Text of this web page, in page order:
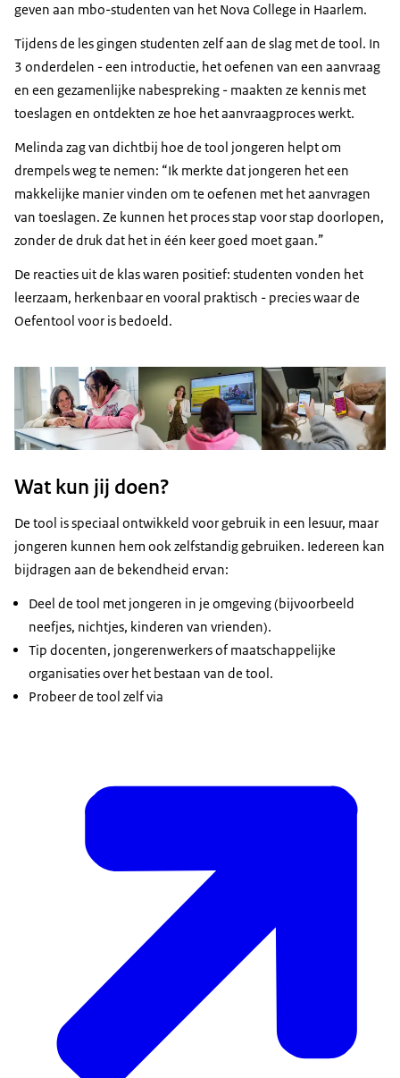
Jongeren: Zelf oefenen
Docenten en jongerenwerkers: Les geven
geven aan mbo-studenten van het Nova College in Haarlem.
Tijdens de les gingen studenten zelf aan de slag met de tool. In
3 onderdelen - een introductie, het oefenen van een aanvraag
en een gezamenlijke nabespreking - maakten ze kennis met
toeslagen en ontdekten ze hoe het aanvraagproces werkt.
Melinda zag van dichtbij hoe de tool jongeren helpt om
drempels weg te nemen: “Ik merkte dat jongeren het een
makkelijke manier vinden om te oefenen met het aanvragen
van toeslagen. Ze kunnen het proces stap voor stap doorlopen,
zonder de druk dat het in één keer goed moet gaan.”
De reacties uit de klas waren positief: studenten vonden het
leerzaam, herkenbaar en vooral praktisch - precies waar de
Oefentool voor is bedoeld.
Wat kun jij doen?
De tool is speciaal ontwikkeld voor gebruik in een lesuur, maar
jongeren kunnen hem ook zelfstandig gebruiken. Iedereen kan
bijdragen aan de bekendheid ervan:
Deel de tool met jongeren in je omgeving (bijvoorbeeld
neefjes, nichtjes, kinderen van vrienden).
Tip docenten, jongerenwerkers of maatschappelijke
organisaties over het bestaan van de tool.
Probeer de tool zelf via